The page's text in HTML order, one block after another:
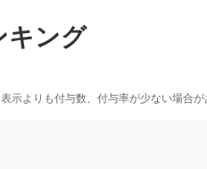
キング
よりも付与数、付与率が少ない場合